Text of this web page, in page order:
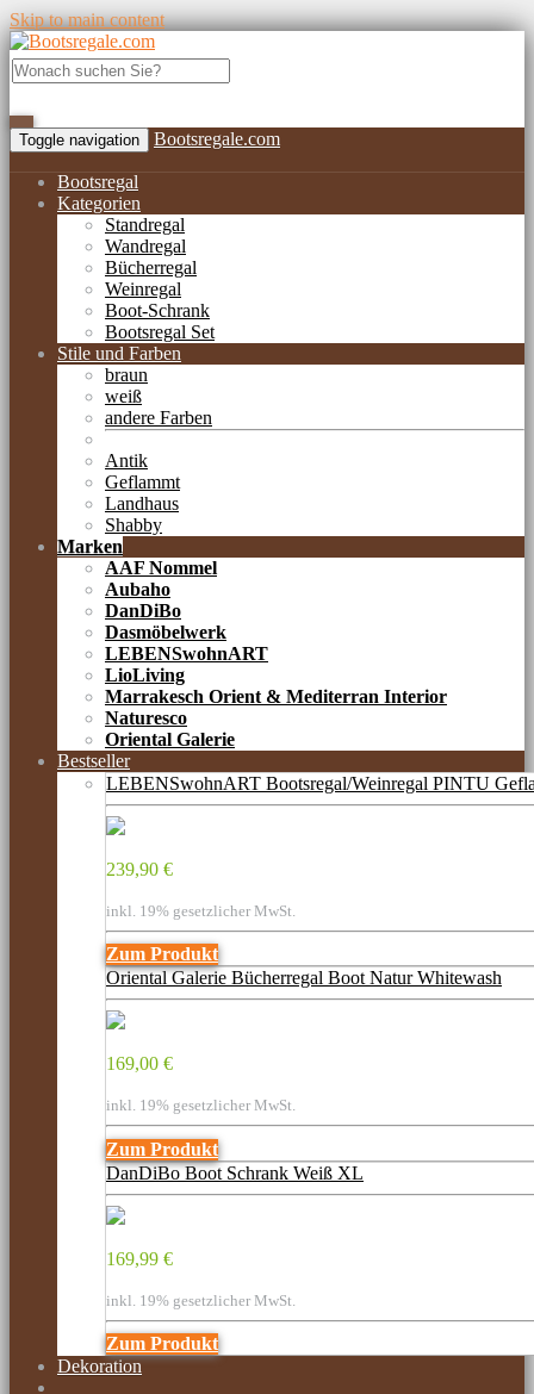
Skip to main content
Toggle navigation Bootsregale.com
Bootsregal
Kategorien
Standregal
Wandregal
Bücherregal
Weinregal
Boot-Schrank
Bootsregal Set
Stile und Farben
braun
weiß
andere Farben
Antik
Geflammt
Landhaus
Shabby
Marken
AAF Nommel
Aubaho
DanDiBo
Dasmöbelwerk
LEBENSwohnART
LioLiving
Marrakesch Orient & Mediterran Interior
Naturesco
Oriental Galerie
Bestseller
LEBENSwohnART Bootsregal/Weinregal PINTU
239,90 €
inkl. 19% gesetzlicher MwSt.
Zum Produkt
Oriental Galerie Bücherregal Boot Natur Whitewash
169,00 €
inkl. 19% gesetzlicher MwSt.
Zum Produkt
DanDiBo Boot Schrank Weiß XL
169,99 €
inkl. 19% gesetzlicher MwSt.
Zum Produkt
Dekoration